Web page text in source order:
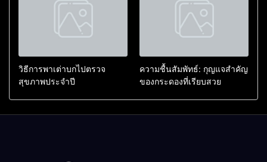
วิธีการพาเต่าบกไปตรวจ
สุขภาพประจำปี
ความชื้นสัมพัทธ์: กุญแจสำคัญ
ของกระดองที่เรียบสวย